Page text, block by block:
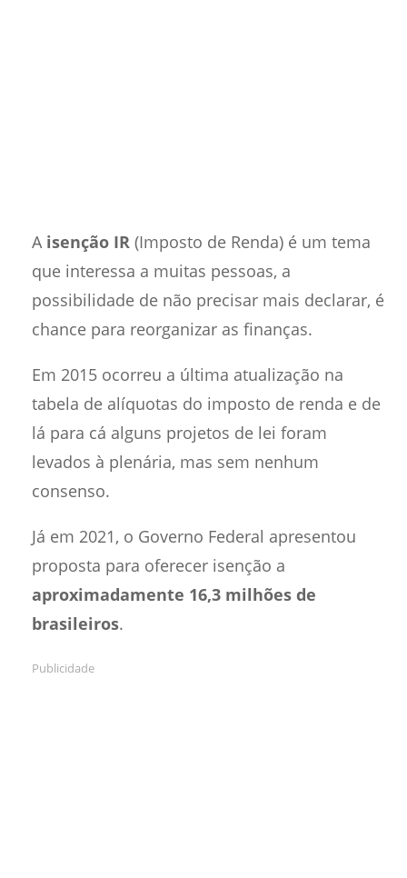
A isenção IR(Imposto de Renda) é um tema
que interessa a muitas pessoas, a
possibilidade de não precisar mais declarar, é
chance para reorganizar as finanças.
Em 2015 ocorreu a última atualização na
tabela de alíquotas do imposto de renda e de
lá para cá alguns projetos de lei foram
levados à plenária, mas sem nenhum
consenso.
Já em 2021, o Governo Federal apresentou
proposta para oferecer isenção a
aproximadamente 16,3 milhões de
brasileiros.
Publicidade